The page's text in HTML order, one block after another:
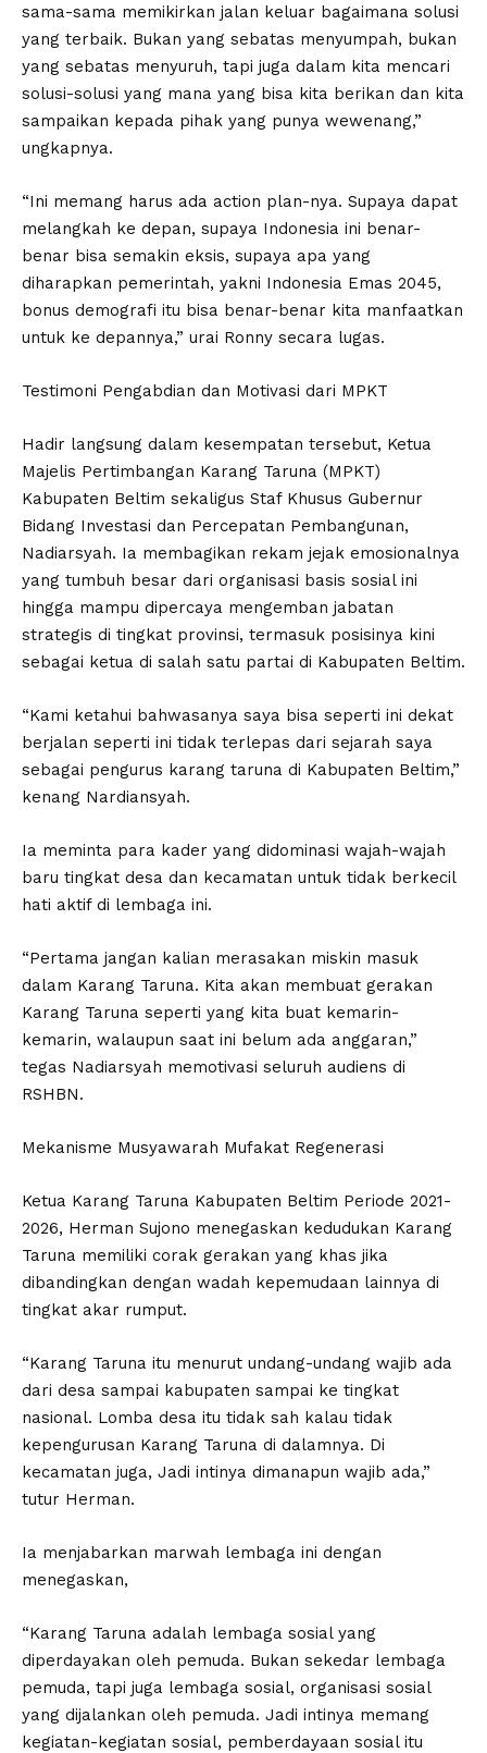
sama-sama memikirkan jalan keluar bagaimana solusi
yang terbaik. Bukan yang sebatas menyumpah, bukan
yang sebatas menyuruh, tapi juga dalam kita mencari
solusi-solusi yang mana yang bisa kita berikan dan kita
sampaikan kepada pihak yang punya wewenang,”
ungkapnya.
“Ini memang harus ada action plan-nya. Supaya dapat
melangkah ke depan, supaya Indonesia ini benar-
benar bisa semakin eksis, supaya apa yang
diharapkan pemerintah, yakni Indonesia Emas 2045,
bonus demografi itu bisa benar-benar kita manfaatkan
untuk ke depannya,” urai Ronny secara lugas.
Testimoni Pengabdian dan Motivasi dari MPKT
Hadir langsung dalam kesempatan tersebut, Ketua
Majelis Pertimbangan Karang Taruna (MPKT)
Kabupaten Beltim sekaligus Staf Khusus Gubernur
Bidang Investasi dan Percepatan Pembangunan,
Nadiarsyah. Ia membagikan rekam jejak emosionalnya
yang tumbuh besar dari organisasi basis sosial ini
hingga mampu dipercaya mengemban jabatan
strategis di tingkat provinsi, termasuk posisinya kini
sebagai ketua di salah satu partai di Kabupaten Beltim.
“Kami ketahui bahwasanya saya bisa seperti ini dekat
berjalan seperti ini tidak terlepas dari sejarah saya
sebagai pengurus karang taruna di Kabupaten Beltim,”
kenang Nardiansyah.
Ia meminta para kader yang didominasi wajah-wajah
baru tingkat desa dan kecamatan untuk tidak berkecil
hati aktif di lembaga ini.
“Pertama jangan kalian merasakan miskin masuk
dalam Karang Taruna. Kita akan membuat gerakan
Karang Taruna seperti yang kita buat kemarin-
kemarin, walaupun saat ini belum ada anggaran,”
tegas Nadiarsyah memotivasi seluruh audiens di
RSHBN.
Mekanisme Musyawarah Mufakat Regenerasi
Ketua Karang Taruna Kabupaten Beltim Periode 2021-
2026, Herman Sujono menegaskan kedudukan Karang
Taruna memiliki corak gerakan yang khas jika
dibandingkan dengan wadah kepemudaan lainnya di
tingkat akar rumput.
“Karang Taruna itu menurut undang-undang wajib ada
dari desa sampai kabupaten sampai ke tingkat
nasional. Lomba desa itu tidak sah kalau tidak
kepengurusan Karang Taruna di dalamnya. Di
kecamatan juga, Jadi intinya dimanapun wajib ada,”
tutur Herman.
Ia menjabarkan marwah lembaga ini dengan
menegaskan,
“Karang Taruna adalah lembaga sosial yang
diperdayakan oleh pemuda. Bukan sekedar lembaga
pemuda, tapi juga lembaga sosial, organisasi sosial
yang dijalankan oleh pemuda. Jadi intinya memang
kegiatan-kegiatan sosial, pemberdayaan sosial itu